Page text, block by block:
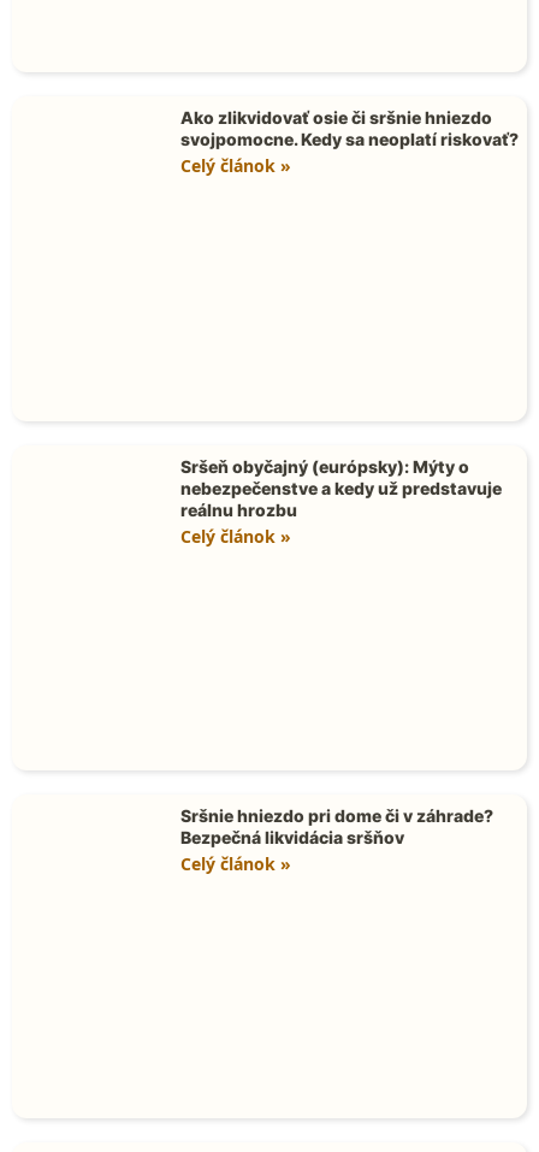
Ako zlikvidovať osie či sršnie hniezdo
svojpomocne. Kedy sa neoplatí riskovať?
Celý článok »
Sršeň obyčajný (európsky): Mýty o
nebezpečenstve a kedy už predstavuje
reálnu hrozbu
Celý článok »
Sršnie hniezdo pri dome či v záhrade?
Bezpečná likvidácia sršňov
Celý článok »